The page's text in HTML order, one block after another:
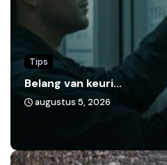
Tips
Belang van keuri...
augustus 5, 2026